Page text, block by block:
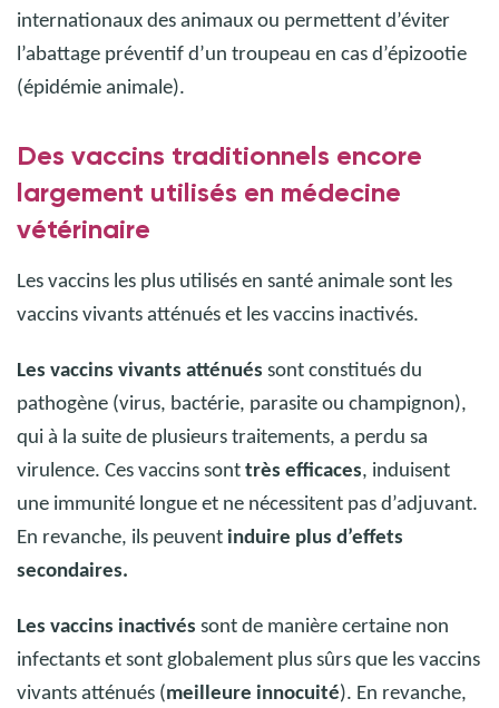
internationaux des animaux ou permettent d’éviter
l’abattage préventif d’un troupeau en cas d’épizootie
(épidémie animale).
Des vaccins traditionnels encore
largement utilisés en médecine
vétérinaire
Les vaccins les plus utilisés en santé animale sont les
vaccins vivants atténués et les vaccins inactivés.
Les vaccins vivants atténués sont constitués du
pathogène (virus, bactérie, parasite ou champignon),
qui à la suite de plusieurs traitements, a perdu sa
virulence. Ces vaccins sont très efficaces, induisent
une immunité longue et ne nécessitent pas d’adjuvant.
En revanche, ils peuvent induire plus d’effets
secondaires.
Les vaccins inactivés sont de manière certaine non
infectants et sont globalement plus sûrs que les vaccins
vivants atténués (meilleure innocuité). En revanche,